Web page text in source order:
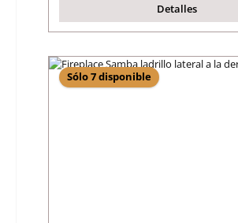
Detalles
Sólo 7 disponible